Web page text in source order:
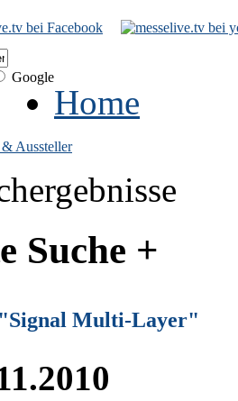
Google
Home
Aussteller
Suche +
"Signal Multi-Layer"